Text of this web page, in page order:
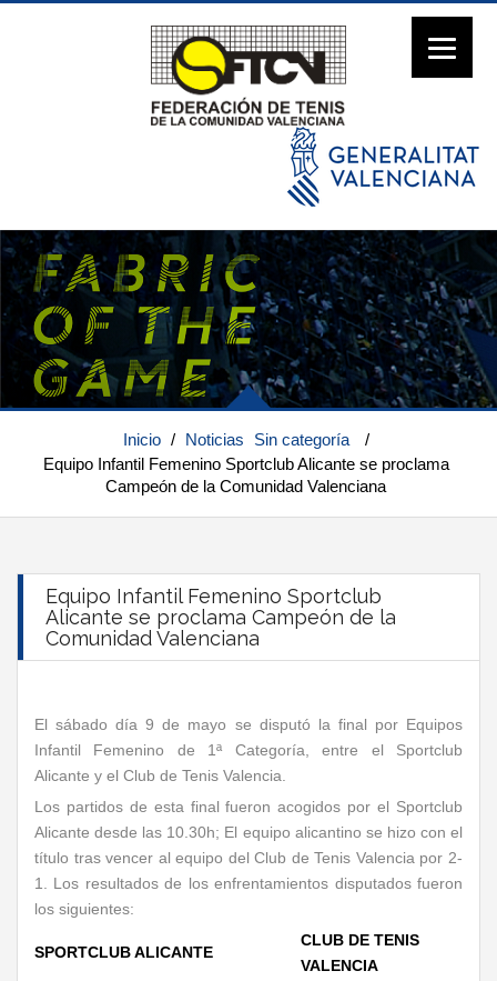
Inicio / Noticias Sin categoría
/
Equipo Infantil Femenino Sportclub Alicante se proclama
Campeón de la Comunidad Valenciana
Equipo Infantil Femenino Sportclub
Alicante se proclama Campeón de la
Comunidad Valenciana
El sábado día 9 de mayo se disputó la final por Equipos
Infantil Femenino de 1ª Categoría, entre el Sportclub
Alicante y el Club de Tenis Valencia.
Los partidos de esta final fueron acogidos por el Sportclub
Alicante desde las 10.30h; El equipo alicantino se hizo con el
título tras vencer al equipo del Club de Tenis Valencia por 2-
1. Los resultados de los enfrentamientos disputados fueron
los siguientes:
SPORTCLUB ALICANTE
CLUB DE TENIS
VALENCIA